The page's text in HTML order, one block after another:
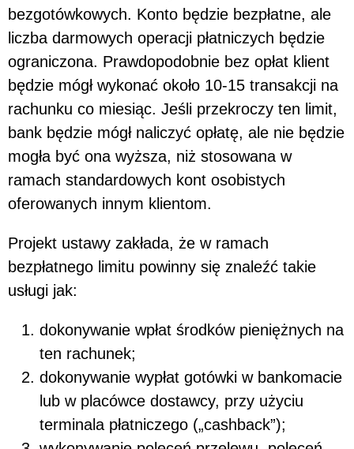
bezgotówkowych. Konto będzie bezpłatne, ale
liczba darmowych operacji płatniczych będzie
ograniczona. Prawdopodobnie bez opłat klient
będzie mógł wykonać około 10-15 transakcji na
rachunku co miesiąc. Jeśli przekroczy ten limit,
bank będzie mógł naliczyć opłatę, ale nie będzie
mogła być ona wyższa, niż stosowana w
ramach standardowych kont osobistych
oferowanych innym klientom.
Projekt ustawy zakłada, że w ramach
bezpłatnego limitu powinny się znaleźć takie
usługi jak:
dokonywanie wpłat środków pieniężnych na
ten rachunek;
dokonywanie wypłat gotówki w bankomacie
lub w placówce dostawcy, przy użyciu
terminala płatniczego („cashback”);